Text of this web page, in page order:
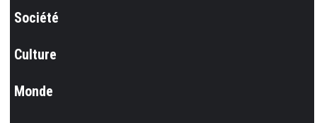
Société
Culture
Monde